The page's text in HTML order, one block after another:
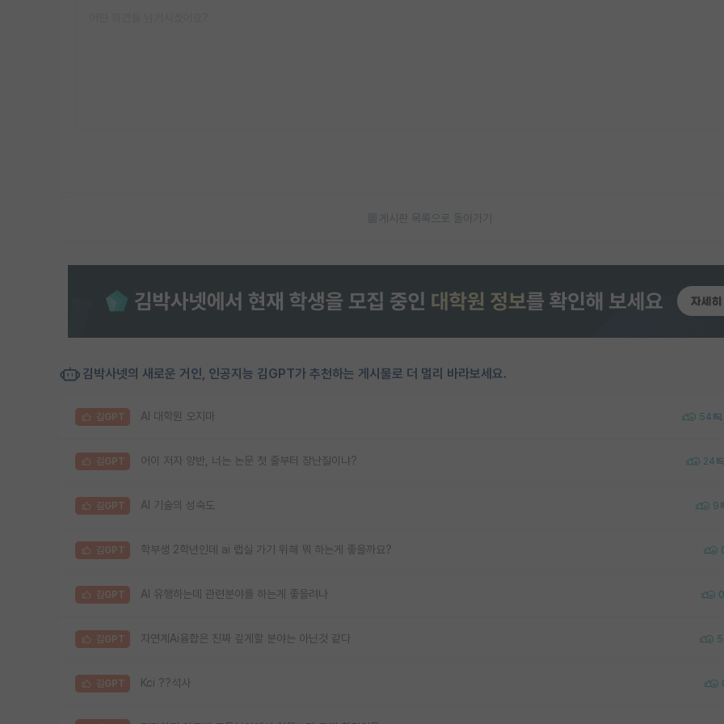
게시판 목록으로 돌아가기
김박사넷의 새로운 거인, 인공지능 김GPT가 추천하는 게시물로 더 멀리 바라보세요.
김GPT AI 대학원 오지마 54
김GPT 어이 저자 양반, 너는 논문 첫 줄부터 장난질이냐? 24
김GPT AI 기술의 성숙도 9
김GPT 학부생 2학년인데 ai 랩실 가기 위해 뭐 하는게 좋을까요?
김GPT AI 유행하는데 관련분야를 하는게 좋을려나 0
김GPT 자연계Ai융합은 진짜 깊게할 분야는 아닌것 같다 5
김GPT Kci ??석사